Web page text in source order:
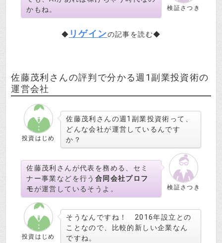
検証さつき
かもね。
◆ リゲインの記事を読む◆
佐藤茂利さんの評判で分かる週1副業投資術の
運営会社
投資はじめ
佐藤茂利さんの週1副業投資術って、
どんな会社が運営しているんです
か？
検証さつき
佐藤茂利さんが代表を務める、セミ
ナー事業などを行う 合同会社プロフ
モが運営しているそうよ。
投資はじめ
そうなんですね！ 2016年設立との
ことなので、比較的新しい企業なん
ですね。